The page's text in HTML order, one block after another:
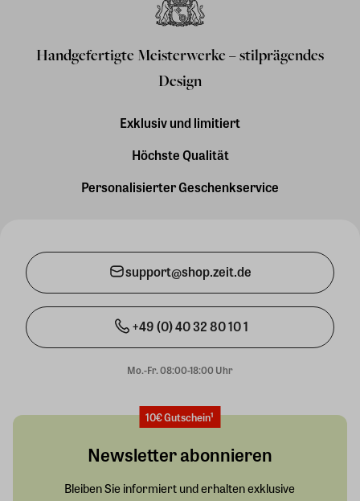
Handgefertigte Meisterwerke – stilprägendes
Design
Exklusiv und limitiert
Höchste Qualität
Personalisierter Geschenkservice
support@shop.zeit.de
+49 (0) 40 32 80 10 1
Mo.-Fr. 08:00-18:00 Uhr
10€ Gutschein¹
Newsletter abonnieren
Bleiben Sie informiert und erhalten exklusive